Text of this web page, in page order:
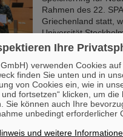
Rahmen des 22.
Griechenland statt,
Universität
Mehr »
Preis für GSI/FAIR-
Der GSI/FAIR-
der diesjährigen
Strahlenforschung
Ihre
verwenden Cookies
finden Sie unten und in
von Cookies ein, wie in
fortsetzen“ klicken, um
Sie können auch Ihre
unbedingt erforderlicher
und weitere